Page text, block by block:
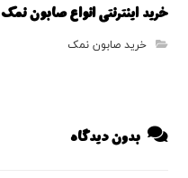
خرید اینترنتی انواع صابون نمک
خرید صابون نمک
بدون دیدگاه